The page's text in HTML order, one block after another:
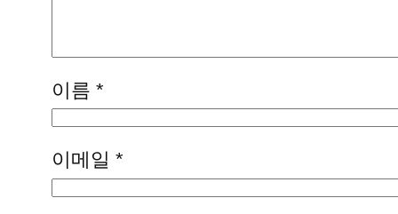
이름 *
이메일 *